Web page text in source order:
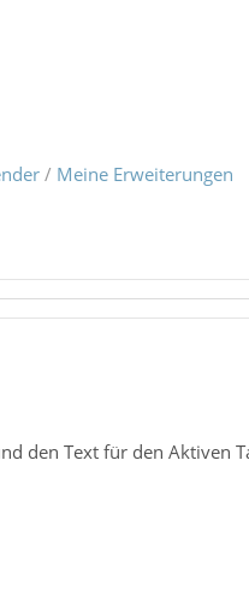
/ Meine Erweiterungen
den Text für den Aktiven